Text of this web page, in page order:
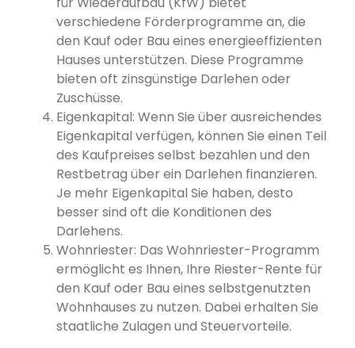
verschiedene Förderprogramme an, die
den Kauf oder Bau eines energieeffizienten
Hauses unterstützen. Diese Programme
bieten oft zinsgünstige Darlehen oder
Zuschüsse.
Eigenkapital: Wenn Sie über ausreichendes
Eigenkapital verfügen, können Sie einen Teil
des Kaufpreises selbst bezahlen und den
Restbetrag über ein Darlehen finanzieren.
Je mehr Eigenkapital Sie haben, desto
besser sind oft die Konditionen des
Darlehens.
Wohnriester: Das Wohnriester-Programm
ermöglicht es Ihnen, Ihre Riester-Rente für
den Kauf oder Bau eines selbstgenutzten
Wohnhauses zu nutzen. Dabei erhalten Sie
staatliche Zulagen und Steuervorteile.